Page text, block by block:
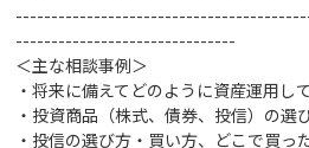
-------------------------------
＜主な相談事例＞
・将来に備えてどのように資産運用し
・投資商品（株式、債券、投信）の選
・投信の選び方・買い方、どこで買っ